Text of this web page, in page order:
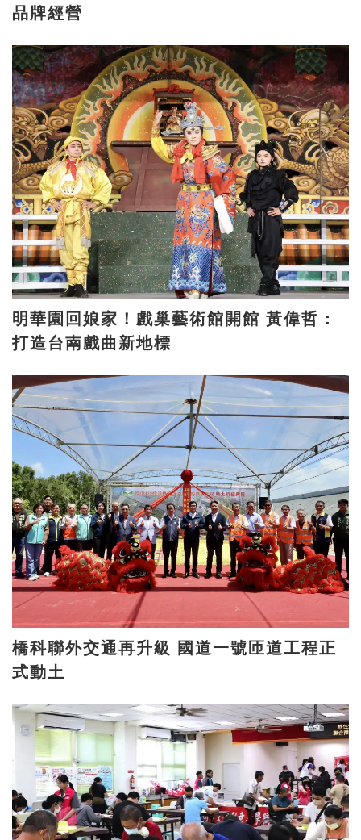
品牌經營
明華園回娘家！戲巢藝術館開館 黃偉哲：
打造台南戲曲新地標
橋科聯外交通再升級 國道一號匝道工程正
式動土